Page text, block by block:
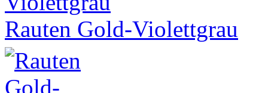
Rauten Gold-Violettgrau